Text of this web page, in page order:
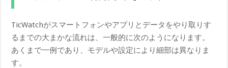
TicWatchがスマートフォンやアプリとデータをやり取りす
るまでの大まかな流れは、一般的に次のようになります。
あくまで一例であり、モデルや設定により細部は異なりま
す。